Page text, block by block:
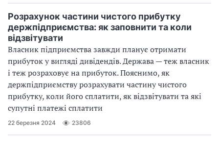
Розрахунок частини чистого прибутку
держпідприємства: як заповнити та коли
відзвітувати
Власник підприємства завжди планує отримати
прибуток у вигляді дивідендів. Держава — теж власник
і теж розраховує на прибуток. Пояснимо, як
держпідприємству розрахувати частину чистого
прибутку, коли його сплатити, як відзвітувати та які
супутні платежі сплатити
22 березня 2024 23806